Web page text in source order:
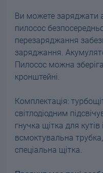
Ви можете заряджати
пилосос
перезаряджання
заряджання.
Пилосос можна
кронштейні.
Комплектація:
світлодіодним
гнучка щітка для кутів
всмоктувальна
спеціальна щітка.